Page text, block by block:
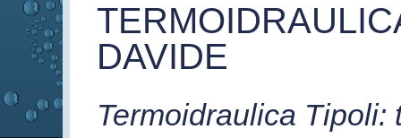
DAVIDE
Termoidraulica